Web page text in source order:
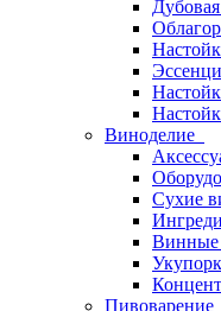
Виноделие
Сухие
Винные
Пивоварение